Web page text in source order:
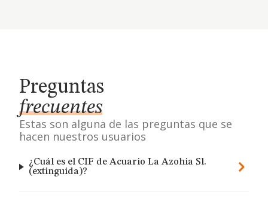
Preguntas
frecuentes
Estas son alguna de las preguntas que se
hacen nuestros usuarios
¿Cuál es el CIF de Acuario La Azohia Sl.
(extinguida)?